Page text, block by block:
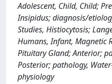
Adolescent, Child, Child;
Insipidus; diagnosis/
Studies, Histiocytosis;
Humans, Infant, Magnetic
Pituitary Gland; Anterior;
Posterior; pathology,
physiology